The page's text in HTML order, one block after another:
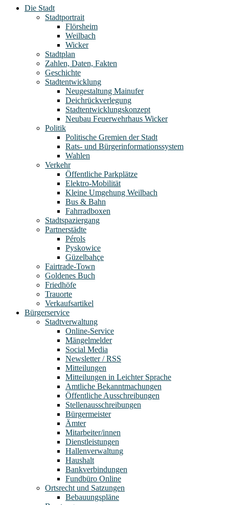
Die Stadt
Stadtportrait
Flörsheim
Weilbach
Wicker
Stadtplan
Zahlen, Daten, Fakten
Geschichte
Stadtentwicklung
Neugestaltung Mainufer
Deichrückverlegung
Stadtentwicklungskonzept
Neubau Feuerwehrhaus Wicker
Politik
Politische Gremien der Stadt
Rats- und Bürgerinformationssystem
Wahlen
Verkehr
Öffentliche Parkplätze
Elektro-Mobilität
Kleine Umgehung Weilbach
Bus & Bahn
Fahrradboxen
Stadtspaziergang
Partnerstädte
Pérols
Pyskowice
Güzelbahçe
Fairtrade-Town
Goldenes Buch
Friedhöfe
Trauorte
Verkaufsartikel
Bürgerservice
Stadtverwaltung
Online-Service
Mängelmelder
Social Media
Newsletter / RSS
Mitteilungen
Mitteilungen in Leichter Sprache
Amtliche Bekanntmachungen
Öffentliche Ausschreibungen
Stellenausschreibungen
Bürgermeister
Ämter
Mitarbeiter/innen
Dienstleistungen
Hallenverwaltung
Haushalt
Bankverbindungen
Fundbüro Online
Ortsrecht und Satzungen
Bebauungspläne